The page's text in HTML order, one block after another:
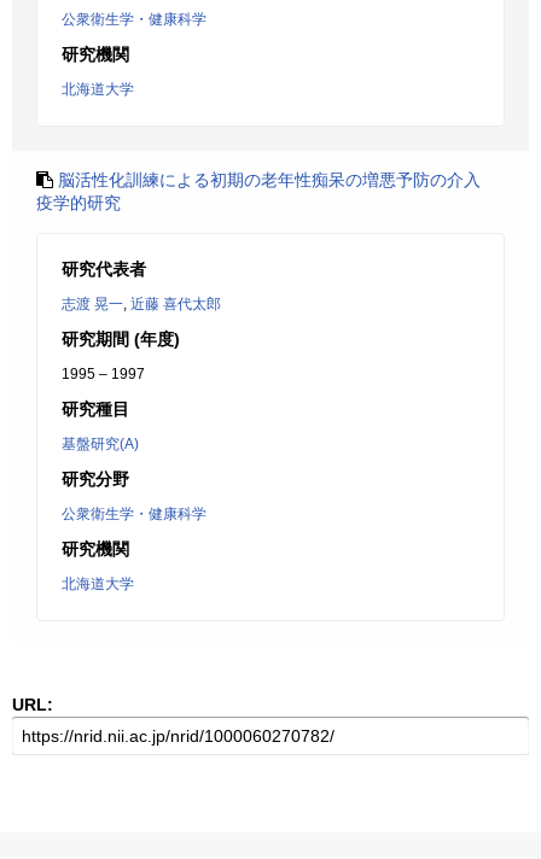
公衆衛生学・健康科学
研究機関
北海道大学
脳活性化訓練による初期の老年性痴呆の増悪予防の介入
疫学的研究
研究代表者
志渡 晃一, 近藤 喜代太郎
研究期間 (年度)
1995 – 1997
研究種目
基盤研究(A)
研究分野
公衆衛生学・健康科学
研究機関
北海道大学
URL: